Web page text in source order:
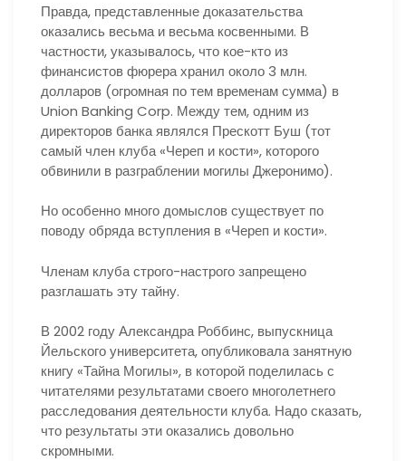
Правда, представленные доказательства
оказались весьма и весьма косвенными. В
частности, указывалось, что кое-кто из
финансистов фюрера хранил около 3 млн.
долларов (огромная по тем временам сумма) в
Union Banking Corp. Между тем, одним из
директоров банка являлся Прескотт Буш (тот
самый член клуба «Череп и кости», которого
обвинили в разграблении могилы Джеронимо).
Но особенно много домыслов существует по
поводу обряда вступления в «Череп и кости».
Членам клуба строго-настрого запрещено
разглашать эту тайну.
В 2002 году Александра Роббинс, выпускница
Йельского университета, опубликовала занятную
книгу «Тайна Могилы», в которой поделилась с
читателями результатами своего многолетнего
расследования деятельности клуба. Надо сказать,
что результаты эти оказались довольно
скромными.